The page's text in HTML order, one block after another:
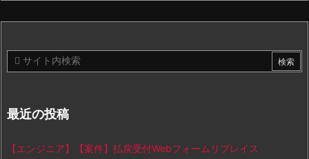
最近の投稿
【エンジニア】【案件】払戻受付Webフォームリプレイス